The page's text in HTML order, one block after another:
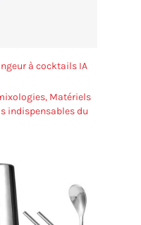
à cocktails IA
, Matériels
indispensables du